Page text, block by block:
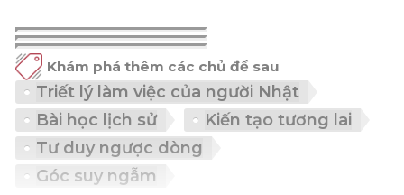
Khám phá thêm các chủ đề sau
Triết lý làm việc của người Nhật
Bài học lịch sử
Kiến tạo tương lai
Tư duy ngược dòng
Góc suy ngẫm